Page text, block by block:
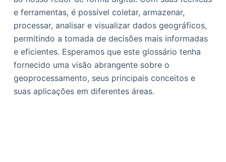
e ferramentas, é possível coletar, armazenar,
processar, analisar e visualizar dados geográficos,
permitindo a tomada de decisões mais informadas
e eficientes. Esperamos que este glossário tenha
fornecido uma visão abrangente sobre o
geoprocessamento, seus principais conceitos e
suas aplicações em diferentes áreas.